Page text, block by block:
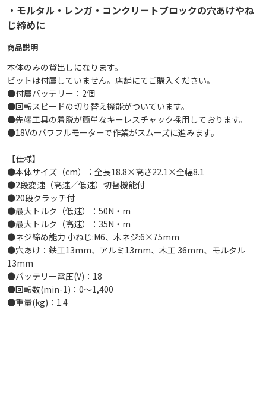
・モルタル・レンガ・コンクリートブロックの穴あけやね
じ締めに
商品説明
本体のみの貸出しになります。
ビットは付属していません。店舗にてご購入ください。
●付属バッテリー：2個
●回転スピードの切り替え機能がついています。
●先端工具の着脱が簡単なキーレスチャック採用しております。
●18Vのパワフルモーターで作業がスムーズに進みます。
【仕様】
●本体サイズ（cm）：全長18.8×高さ22.1×全幅8.1
●2段変速（高速／低速）切替機能付
●20段クラッチ付
●最大トルク（低速）：50N・m
●最大トルク（高速）：35N・m
●ネジ締め能力 小ねじ:M6、木ネジ:6×75mm
●穴あけ：鉄工13mm、アルミ13mm、木工 36mm、モルタル
13mm
●バッテリー電圧(V)：18
●回転数(min-1)：0～1,400
●重量(kg)：1.4